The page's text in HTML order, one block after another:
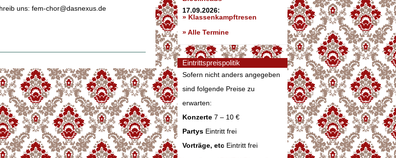
uns: fem-chor@dasnexus.de
17.09.2026:
» Klassenkampftresen
» Alle Termine
Eintrittspreispolitik
Sofern nicht anders angegeben
sind folgende Preise zu
erwarten:
Konzerte 7 – 10 €
Partys Eintritt frei
Vorträge, etc Eintritt frei